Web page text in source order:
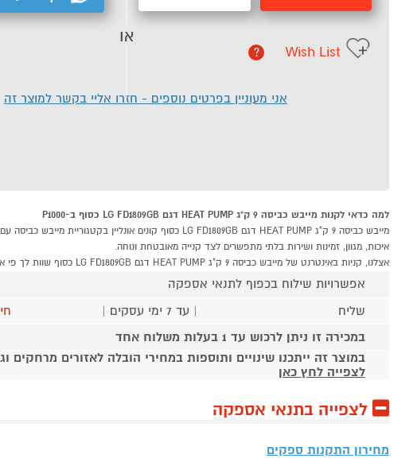
או
Wish List
?
אני מעוניין בפרטים נוספים - חזרו אליי בקשר למוצר זה
למה כדאי לקנות מייבש כביסה 9 ק"ג HEAT PUMP דגם LG FD1809GB כסוף ב-P1000
איכות, מגוון, זמינות ושירות בלתי מתפשרים לצד קנייה מאובטחת ונוחה.
אצלנו, קניות באינטרנט של מייבש כביסה 9 ק"ג HEAT PUMP דגם LG FD1809GB כסוף שוות לך פי אלף!
אפשרויות שילוח בכפוף לתנאי אספקה
שליח
| עד 7 ימי עסקים |
במכירה זו ניתן לרכוש עד 1 בעלות משלוח אחד
במוצר זה ייתכנו שינויים ותוספות במחירי הובלה לאזורים מרחקים
לצפייה לחץ כאן
לצפייה בתנאי אספקה
מחירון התקנות ספקים